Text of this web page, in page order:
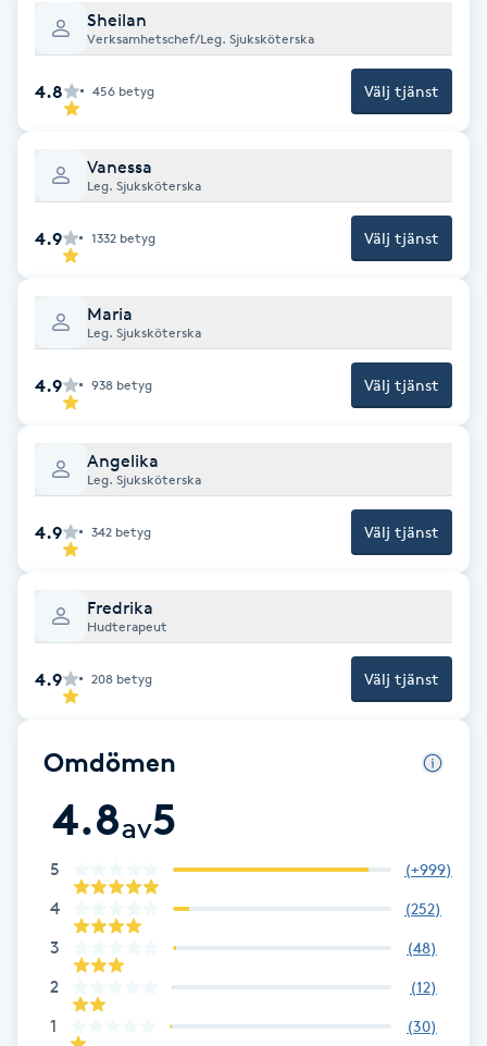
Personlig tränare
Picolaser
Piercing
Pigmentbehandling
Plastikkirurgi
Powder brows
Power Yoga
PRP (Platelet Rich Plasma)
PT
Radiofrekvens
Rakning
Reflexologi
Regndroppsmassage
Sheilan
Verksamhetschef/Leg. Sjuksköterska
4.8 456 betyg Välj tjänst
Vanessa
Leg. Sjuksköterska
4.9 1332 betyg Välj tjänst
Maria
Leg. Sjuksköterska
4.9 938 betyg Välj tjänst
Angelika
Leg. Sjuksköterska
4.9 342 betyg Välj tjänst
Fredrika
Hudterapeut
4.9 208 betyg Välj tjänst
Omdömen
4.8av5
5 (+999)
4 (252)
3 (48)
2 (12)
1 (30)